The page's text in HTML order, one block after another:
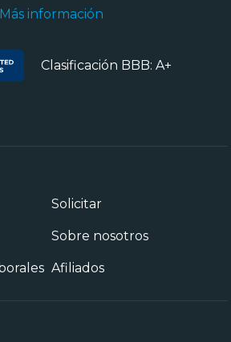
Más información
Clasificación BBB: A+
Solicitar
Sobre nosotros
Afiliados